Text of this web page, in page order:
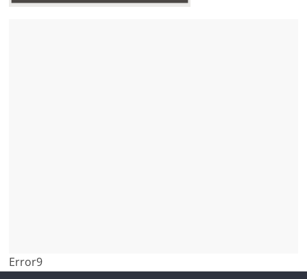
Error9